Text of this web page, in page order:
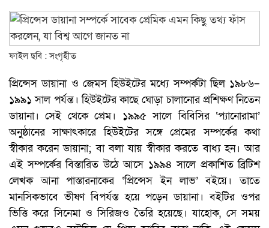
ফাইল ছবি : সংগৃহীত
প্রিন্সেস ডায়ানা ও জেমস হিউইটের মধ্যে সম্পর্কটা ছিল ১৯৮৬–
১৯৯১ সাল পর্যন্ত। হিউইটের কাছে ঘোড়া চালানোর প্রশিক্ষণ নিতেন
ডায়ানা। সেই থেকে প্রেম। ১৯৯৫ সালে বিবিসির ‘প্যানোরামা’
অনুষ্ঠানের সাক্ষাৎকারে হিউইটের সঙ্গে প্রেমের সম্পর্কের কথা
স্বীকার করেন ডায়ানা; বা বলা যায় স্বীকার করতে বাধ্য হন। আর
এই সম্পর্কের বিস্তারিত উঠে আসে ১৯৯৪ সালে প্রকাশিত ব্রিটিশ
লেখক আনা পাস্তারনাকের ‘প্রিন্সেস ইন লাভ’ বইয়ে। তাতে
মানসিকভাবে ভীষণ বিপর্যস্ত হয়ে পড়েন ডায়ানা। বইটির ওপর
ভিত্তি করে সিনেমা ও সিরিজও তৈরি হয়েছে। যাহোক, সে সময়